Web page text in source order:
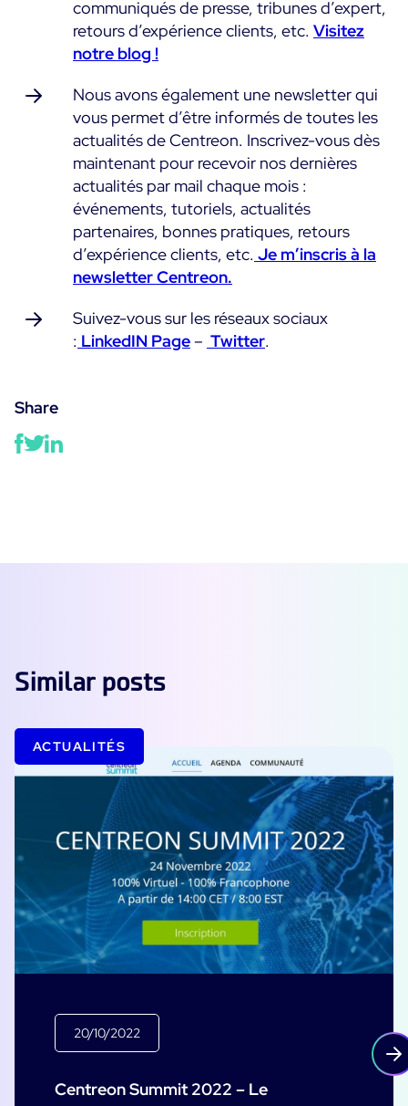
Essai gratuit
communiqués de presse, tribunes d’expert,
retours d’expérience clients, etc. Visitez
notre blog !
Nous avons également une newsletter qui
vous permet d’être informés de toutes les
actualités de Centreon. Inscrivez-vous dès
maintenant pour recevoir nos dernières
actualités par mail chaque mois :
événements, tutoriels, actualités
partenaires, bonnes pratiques, retours
d’expérience clients, etc. Je m’inscris à la
newsletter Centreon.
Suivez-vous sur les réseaux sociaux
: LinkedIN Page – Twitter.
Share
Similar posts
ACTUALITÉS
20/10/2022
Centreon Summit 2022 – Le